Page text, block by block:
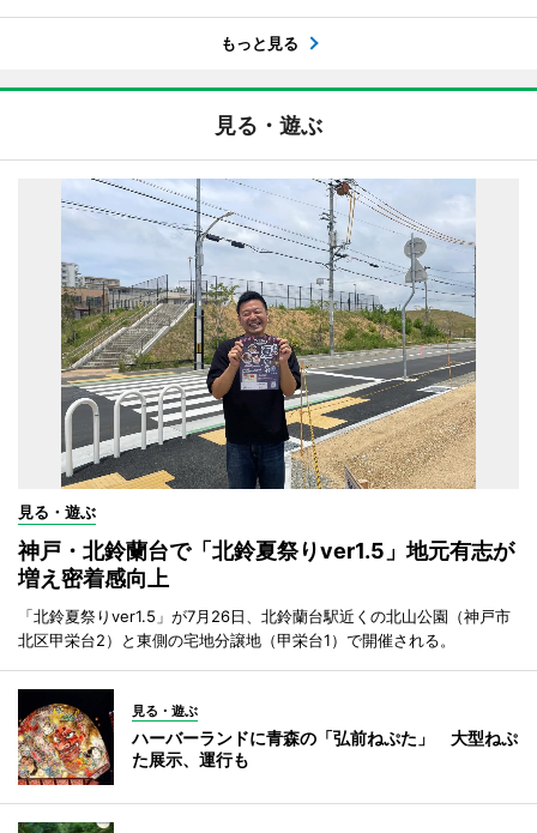
もっと見る
見る・遊ぶ
見る・遊ぶ
神戸・北鈴蘭台で「北鈴夏祭りver1.5」地元有志が
増え密着感向上
「北鈴夏祭りver1.5」が7月26日、北鈴蘭台駅近くの北山公園（神戸市
北区甲栄台2）と東側の宅地分譲地（甲栄台1）で開催される。
見る・遊ぶ
ハーバーランドに青森の「弘前ねぷた」 大型ねぷ
た展示、運行も